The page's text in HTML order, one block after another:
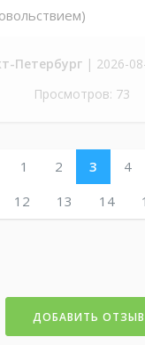
Петербург| 2026-
Просмотров: 73
1 2 3 4
12 13 14
ДОБАВИТЬ ОТЗЫВ